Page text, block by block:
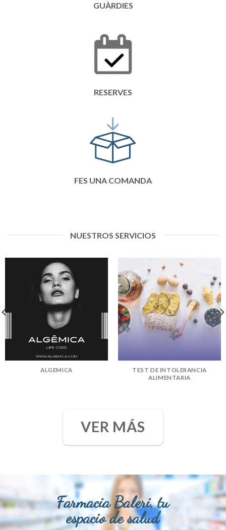
GUÀRDIES
RESERVES
FES UNA COMANDA
NUESTROS SERVICIOS
ALGEMICA
TEST DE INTOLERANCIA
ALIMENTARIA
VER MÁS
Farmacia Baleri, tu
espacio de salud